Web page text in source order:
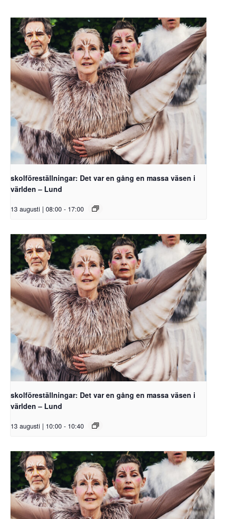
skolföreställningar: Det var en gång en massa väsen i
världen – Lund
13 augusti | 08:00 - 17:00
skolföreställningar: Det var en gång en massa väsen i
världen – Lund
13 augusti | 10:00 - 10:40